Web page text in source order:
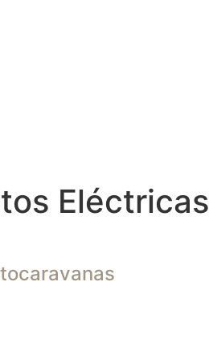
Eléctricas